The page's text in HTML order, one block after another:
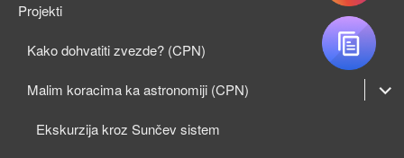
Projekti
Kako dohvatiti zvezde? (CPN)
Malim koracima ka astronomiji (CPN)
Ekskurzija kroz Sunčev sistem